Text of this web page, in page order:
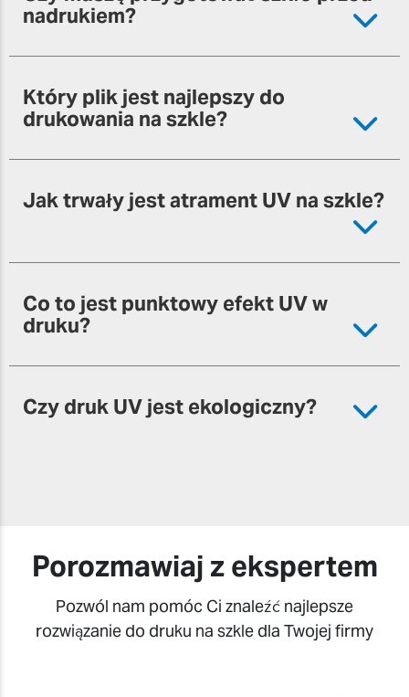
nadrukiem?
Który plik jest najlepszy do
drukowania na szkle?
Jak trwały jest atrament UV na szkle?
Co to jest punktowy efekt UV w
druku?
Czy druk UV jest ekologiczny?
Porozmawiaj z ekspertem
Pozwól nam pomóc Ci znaleźć najlepsze
rozwiązanie do druku na szkle dla Twojej firmy